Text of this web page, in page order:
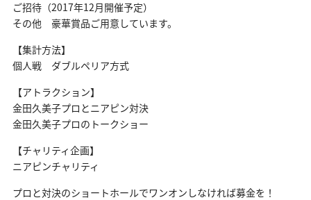
ご招待（2017年12月開催予定）
その他 豪華賞品ご用意しています。
【集計方法】
個人戦 ダブルペリア方式
【アトラクション】
金田久美子プロとニアピン対決
金田久美子プロのトークショー
【チャリティ企画】
ニアピンチャリティ
プロと対決のショートホールでワンオンしなければ募金を！